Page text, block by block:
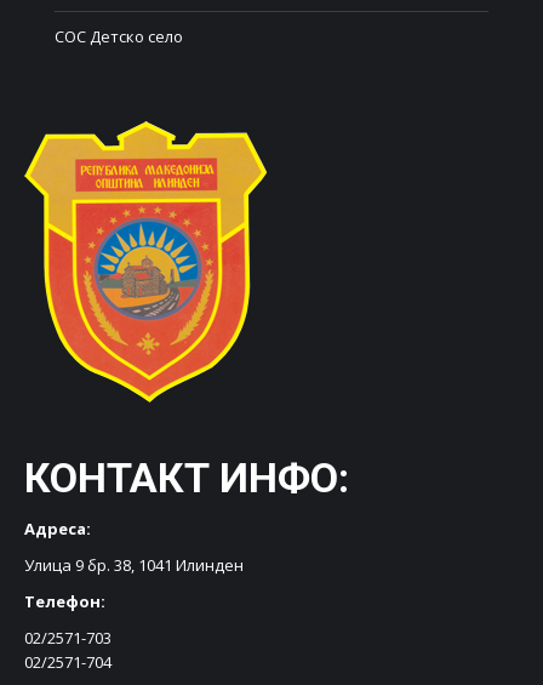
СОС Детско село
КОНТАКТ ИНФО:
Адреса:
Улица 9 бр. 38, 1041 Илинден
Телефон:
02/2571-703
02/2571-704